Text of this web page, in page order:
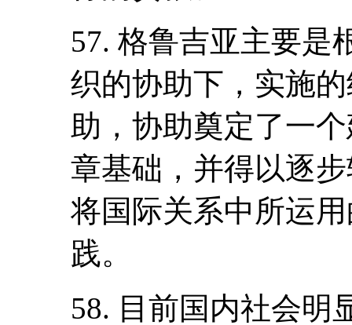
57. 格鲁吉亚主要是
织的协助下，实施
助，协助奠定了一
章基础，并得以逐
将国际关系中所运
践。
58. 目前国内社会明